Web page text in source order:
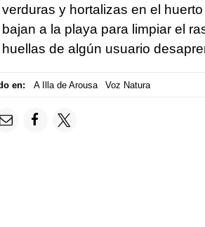
verduras y hortalizas en el
bajan a la playa para limpiar el
huellas de algún usuario
en: A Illa de Arousa Voz Natura